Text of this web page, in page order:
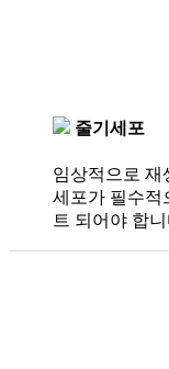
줄기세포
임상적으로 재
세포가 필수적
트 되어야 합